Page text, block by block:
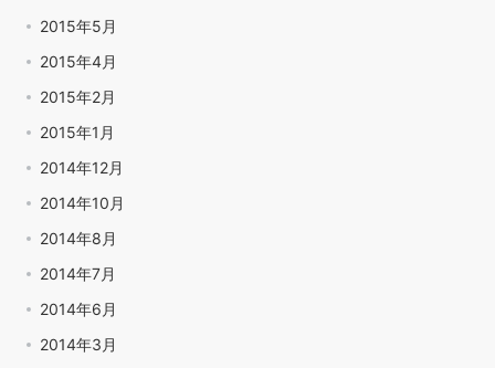
2015年5月
2015年4月
2015年2月
2015年1月
2014年12月
2014年10月
2014年8月
2014年7月
2014年6月
2014年3月